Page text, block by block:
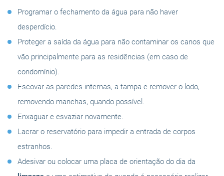
Programar o fechamento da água para não haver
desperdício.
Proteger a saída da água para não contaminar os canos que
vão principalmente para as residências (em caso de
condomínio).
Escovar as paredes internas, a tampa e remover o lodo,
removendo manchas, quando possível.
Enxaguar e esvaziar novamente.
Lacrar o reservatório para impedir a entrada de corpos
estranhos.
Adesivar ou colocar uma placa de orientação do dia da